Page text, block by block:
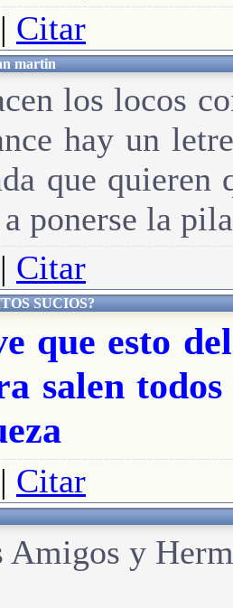
| Citar
martin
los locos
hay un
que quieren
ponerse la pila
| Citar
SUCIOS?
que esto
salen
| Citar
Amigos y